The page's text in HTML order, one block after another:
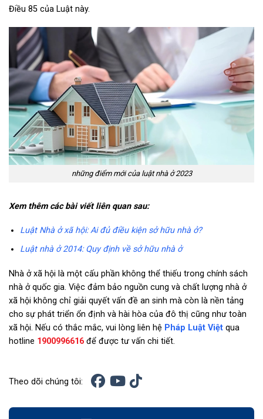
Điều 85 của Luật này.
những điểm mới của luật nhà ở 2023
Xem thêm các bài viết liên quan sau:
Luật Nhà ở xã hội: Ai đủ điều kiện sở hữu nhà ở?
Luật nhà ở 2014: Quy định về sở hữu nhà ở
Nhà ở xã hội là một cấu phần không thể thiếu trong chính sách
nhà ở quốc gia. Việc đảm bảo nguồn cung và chất lượng nhà ở
xã hội không chỉ giải quyết vấn đề an sinh mà còn là nền tảng
cho sự phát triển ổn định và hài hòa của đô thị cũng như toàn
xã hội. Nếu có thắc mắc, vui lòng liên hệ Pháp Luật Việt qua
hotline 1900996616 để được tư vấn chi tiết.
Theo dõi chúng tôi: